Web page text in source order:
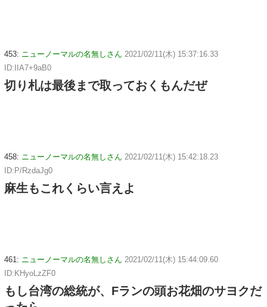
453: ニューノーマルの名無しさん 2021/02/11(木) 15:37:16.33
ID:IIA7+9aB0
切り札は最後まで取っておくもんだぜ
458: ニューノーマルの名無しさん 2021/02/11(木) 15:42:18.23
ID:P/RzdaJg0
麻生もこれくらい言えよ
461: ニューノーマルの名無しさん 2021/02/11(木) 15:44:09.60
ID:KHyoLzZF0
もし台湾の総統が、Fランの頭お花畑のサヨクだ